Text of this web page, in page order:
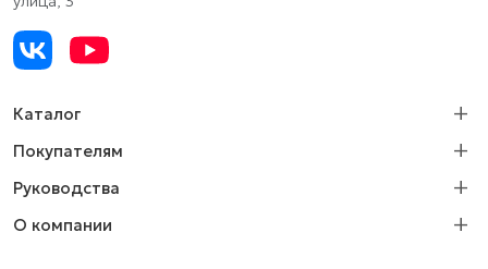
Каталог
Покупателям
Руководства
О компании